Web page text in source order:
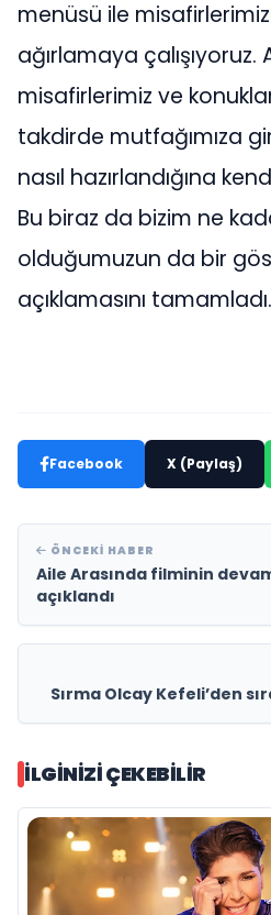
Yeni Mola Sahnesi
gece öncesinde yaptığı
“Açılışımızı yaklaşık bir
Esenler’de gerçek
Yeni Mola Sahne
hizmet vermekteyiz.
konuklarımıza
ciddi bir rağbet var.
memnuniyetlerini
ne kadar doğru yolda
göstergesi ve bu beni
[embed]https://
v=8_vE1xkP15Y[/
Açıklamalarına devam